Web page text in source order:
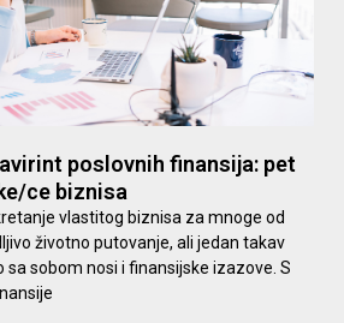
poslovnih finansija: pet
ce biznisa
vlastitog biznisa za mnoge od
životno putovanje, ali jedan takav
sobom nosi i finansijske izazove. S